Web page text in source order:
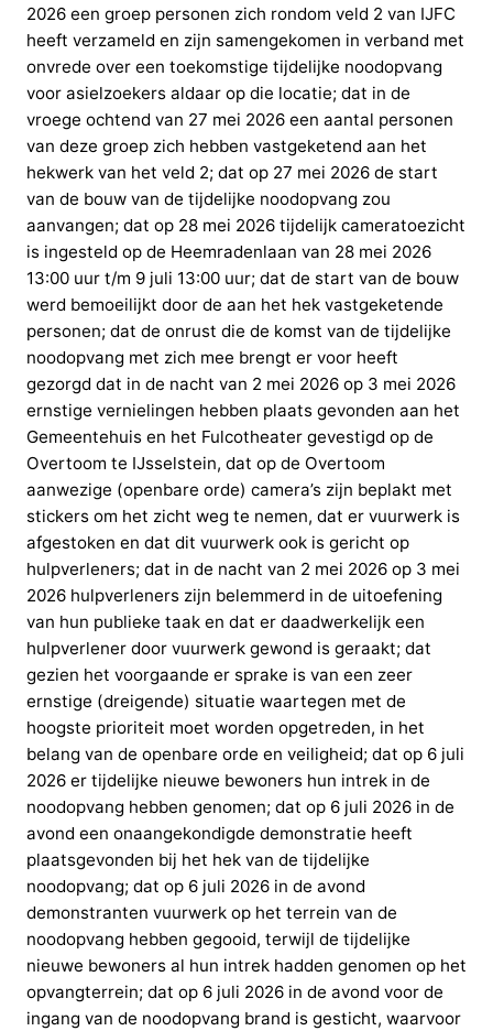
2026 een groep personen zich rondom veld 2 van IJFC
heeft verzameld en zijn samengekomen in verband met
onvrede over een toekomstige tijdelijke noodopvang
voor asielzoekers aldaar op die locatie; dat in de
vroege ochtend van 27 mei 2026 een aantal personen
van deze groep zich hebben vastgeketend aan het
hekwerk van het veld 2; dat op 27 mei 2026 de start
van de bouw van de tijdelijke noodopvang zou
aanvangen; dat op 28 mei 2026 tijdelijk cameratoezicht
is ingesteld op de Heemradenlaan van 28 mei 2026
13:00 uur t/m 9 juli 13:00 uur; dat de start van de bouw
werd bemoeilijkt door de aan het hek vastgeketende
personen; dat de onrust die de komst van de tijdelijke
noodopvang met zich mee brengt er voor heeft
gezorgd dat in de nacht van 2 mei 2026 op 3 mei 2026
ernstige vernielingen hebben plaats gevonden aan het
Gemeentehuis en het Fulcotheater gevestigd op de
Overtoom te IJsselstein, dat op de Overtoom
aanwezige (openbare orde) camera’s zijn beplakt met
stickers om het zicht weg te nemen, dat er vuurwerk is
afgestoken en dat dit vuurwerk ook is gericht op
hulpverleners; dat in de nacht van 2 mei 2026 op 3 mei
2026 hulpverleners zijn belemmerd in de uitoefening
van hun publieke taak en dat er daadwerkelijk een
hulpverlener door vuurwerk gewond is geraakt; dat
gezien het voorgaande er sprake is van een zeer
ernstige (dreigende) situatie waartegen met de
hoogste prioriteit moet worden opgetreden, in het
belang van de openbare orde en veiligheid; dat op 6 juli
2026 er tijdelijke nieuwe bewoners hun intrek in de
noodopvang hebben genomen; dat op 6 juli 2026 in de
avond een onaangekondigde demonstratie heeft
plaatsgevonden bij het hek van de tijdelijke
noodopvang; dat op 6 juli 2026 in de avond
demonstranten vuurwerk op het terrein van de
noodopvang hebben gegooid, terwijl de tijdelijke
nieuwe bewoners al hun intrek hadden genomen op het
opvangterrein; dat op 6 juli 2026 in de avond voor de
ingang van de noodopvang brand is gesticht, waarvoor